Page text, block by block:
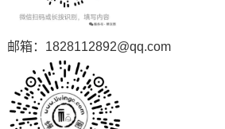
邮箱：1828112892@qq.com